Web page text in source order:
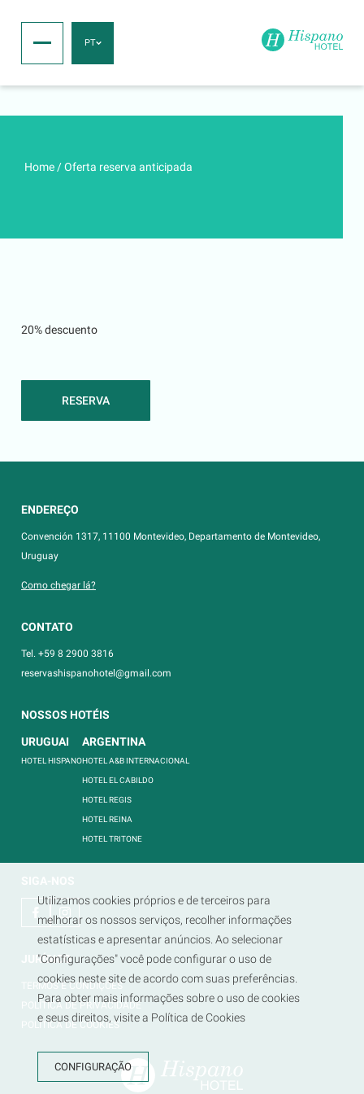
PT
Home /Oferta reserva anticipada
20% descuento
RESERVA
ENDEREÇO
Convención 1317, 11100 Montevideo, Departamento de Montevideo,
Uruguay
Como chegar lá?
CONTATO
Tel. +59 8 2900 3816
reservashispanohotel@gmail.com
NOSSOS HOTÉIS
URUGUAI
HOTEL HISPANO
ARGENTINA
HOTEL A&B INTERNACIONAL
HOTEL EL CABILDO
HOTEL REGIS
HOTEL REINA
HOTEL TRITONE
SIGA-NOS
JURÍDICO
TERMOS E CONDIÇÕES
POLÍTICA DE PRIVACIDADE
POLÍTICA DE COOKIES
Utilizamos cookies próprios e de terceiros para
melhorar os nossos serviços, recolher informações
estatísticas e apresentar anúncios. Ao selecionar
"Configurações" você pode configurar o uso de
cookies neste site de acordo com suas preferências.
Para obter mais informações sobre o uso de cookies
e seus direitos, visite a Política de Cookies
CONFIGURAÇÃO